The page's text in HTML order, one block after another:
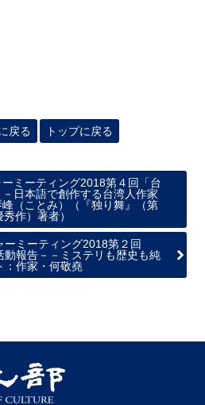
戻る トップに戻る
ーミーティング2018第４回「台
日本語で創作する台湾人作家
（ことみ）（『独り舞』（第
作）著者）
ーミーティング2018第２回
動報告－－ミステリも歴史も純
作家・何敬堯